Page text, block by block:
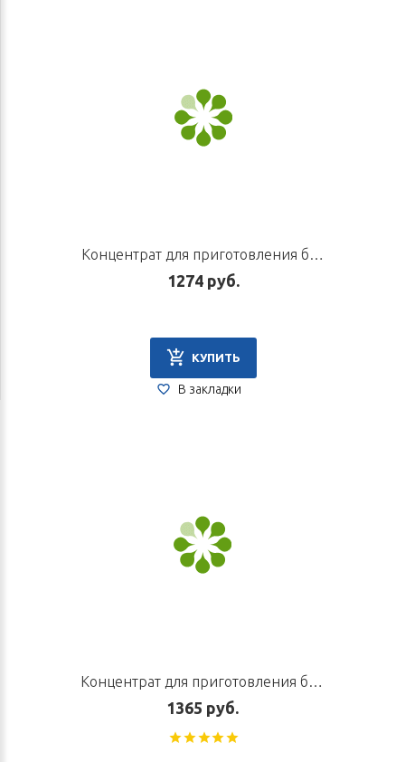
Концентрат для приготовления безалкогольного напитка «Цзянь Пи», 10 пак. по 5 г
1274 руб.
КУПИТЬ
В закладки
Концентрат для приготовления безалкогольного напитка «Цин Фэй Пай Ду», 10 пак. по 5 г
1365 руб.